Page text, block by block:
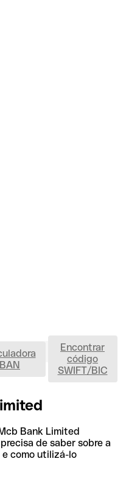
Encontrar
código
SWIFT/BIC
Bank Limited
de saber sobre a
como utilizá-lo